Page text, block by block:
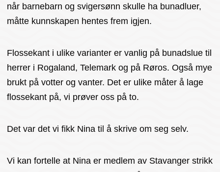
når barnebarn og svigersønn skulle ha bunadluer,
måtte kunnskapen hentes frem igjen.
Flossekant i ulike varianter er vanlig på bunadslue til
herrer i Rogaland, Telemark og på Røros. Også mye
brukt på votter og vanter. Det er ulike måter å lage
flossekant på, vi prøver oss på to.
Det var det vi fikk Nina til å skrive om seg selv.
Vi kan fortelle at Nina er medlem av Stavanger strikk